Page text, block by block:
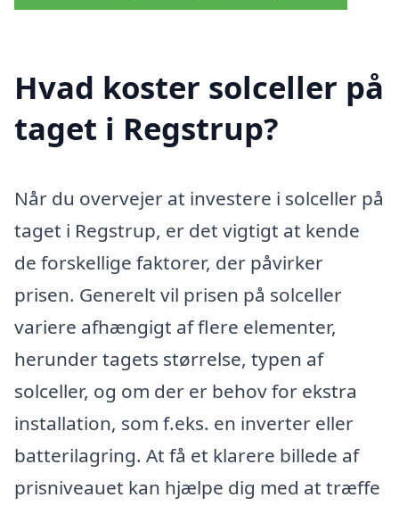
Hvad koster solceller på
taget i Regstrup?
Når du overvejer at investere i solceller på
taget i Regstrup, er det vigtigt at kende
de forskellige faktorer, der påvirker
prisen. Generelt vil prisen på solceller
variere afhængigt af flere elementer,
herunder tagets størrelse, typen af
solceller, og om der er behov for ekstra
installation, som f.eks. en inverter eller
batterilagring. At få et klarere billede af
prisniveauet kan hjælpe dig med at træffe